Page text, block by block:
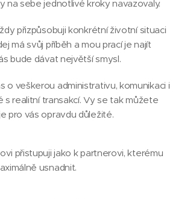
na sebe jednotlivé kroky navazovaly.
přizpůsobuji konkrétní životní situaci
má svůj příběh a mou prací je najít
bude dávat největší smysl.
o veškerou administrativu, komunikaci i
s realitní transakcí. Vy se tak můžete
pro vás opravdu důležité.
přistupuji jako k partnerovi, kterému
usnadnit.